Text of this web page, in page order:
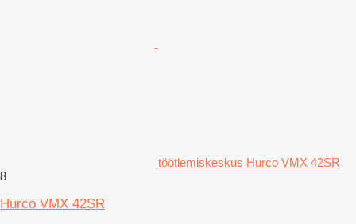
töötlemiskeskus Hurco VMX 42SR
8
Hurco VMX 42SR